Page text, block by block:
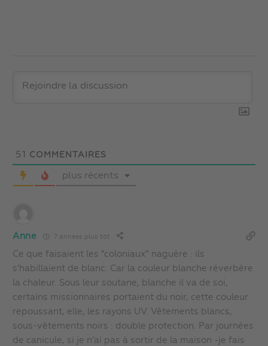
51 COMMENTAIRES
plus récents
Anne 7 années plus tôt
Ce que faisaient les “coloniaux” naguère : ils
s’habillaient de blanc. Car la couleur blanche réverbère
la chaleur. Sous leur soutane, blanche il va de soi,
certains missionnaires portaient du noir, cette couleur
repoussant, elle, les rayons UV. Vêtements blancs,
sous-vêtements noirs : double protection. Par journées
de canicule, si je n’ai pas à sortir de la maison -je fais